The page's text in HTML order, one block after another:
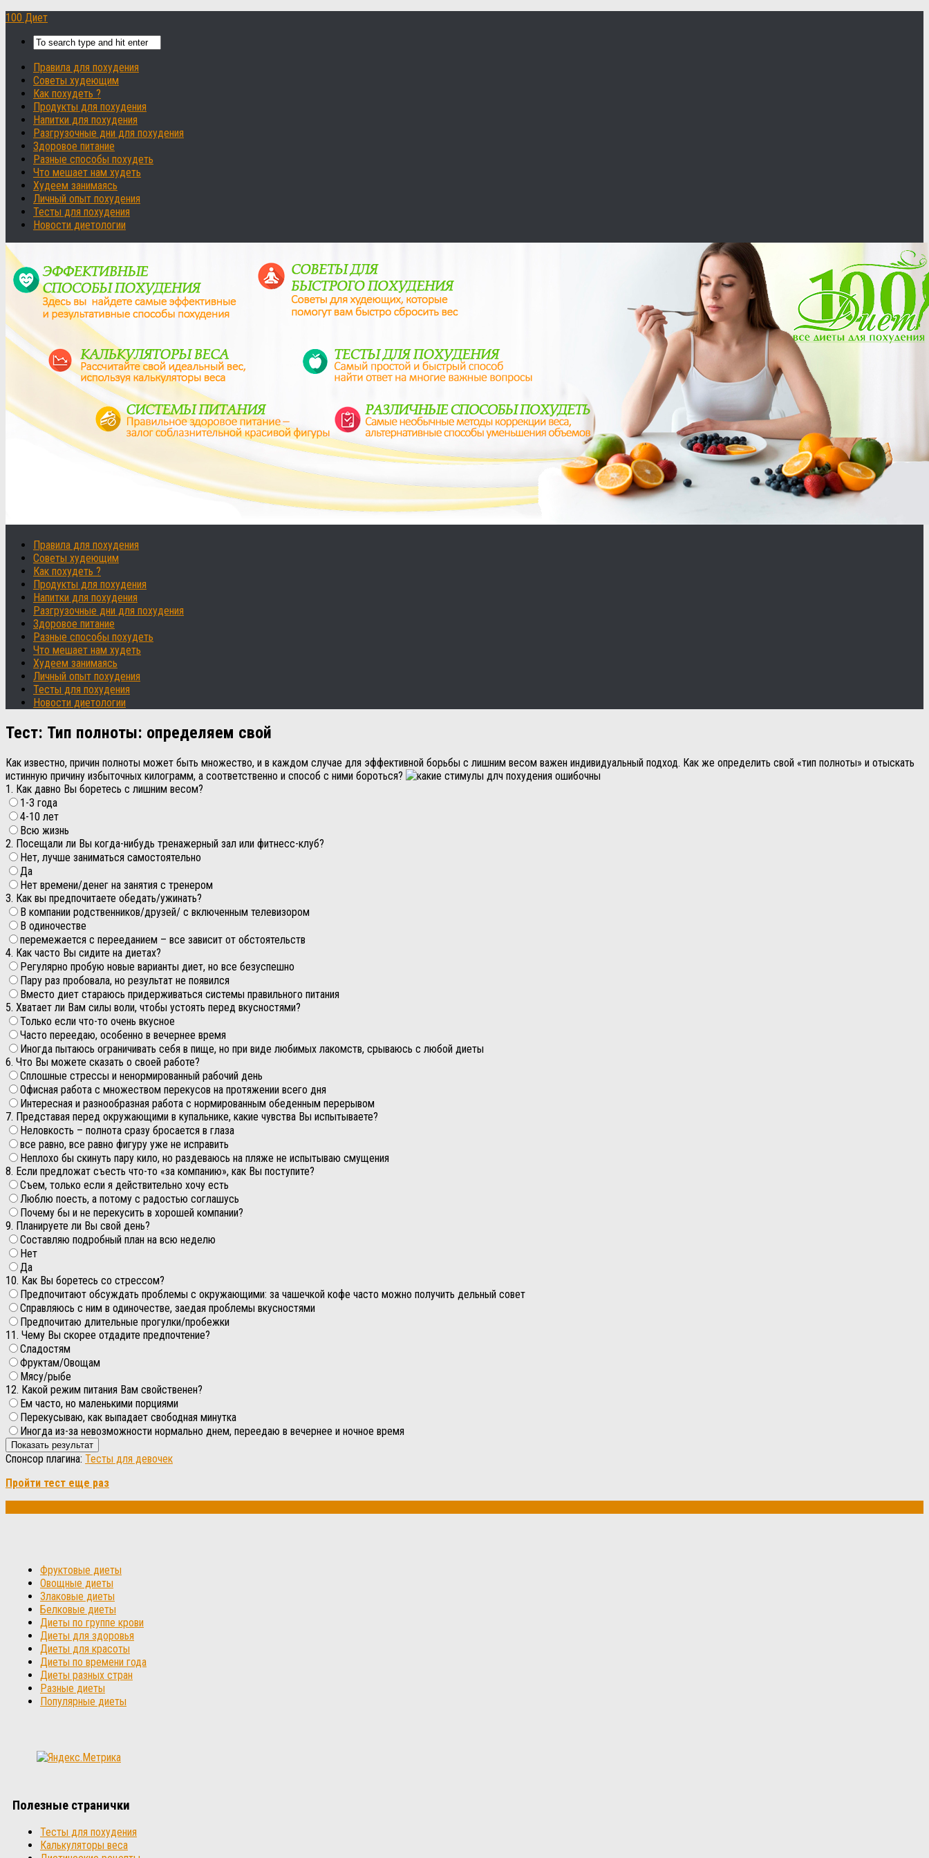
100 Диет
Правила для похудения
Советы худеющим
Как похудеть ?
Продукты для похудения
Напитки для похудения
Разгрузочные дни для похудения
Здоровое питание
Разные способы похудеть
Что мешает нам худеть
Худеем занимаясь
Личный опыт похудения
Тесты для похудения
Новости диетологии
Правила для похудения
Советы худеющим
Как похудеть ?
Продукты для похудения
Напитки для похудения
Разгрузочные дни для похудения
Здоровое питание
Разные способы похудеть
Что мешает нам худеть
Худеем занимаясь
Личный опыт похудения
Тесты для похудения
Новости диетологии
Тест: Тип полноты: определяем свой
Как известно, причин полноты может быть множество, и в каждом случае для эффективной борьбы с лишним весом важен индивидуальный подход. Как же определить свой «тип полноты» и отыскать
истинную причину избыточных килограмм, а соответственно и способ с ними бороться?
1. Как давно Вы боретесь с лишним весом?
1-3 года
4-10 лет
Всю жизнь
2. Посещали ли Вы когда-нибудь тренажерный зал или фитнесс-клуб?
Нет, лучше заниматься самостоятельно
Да
Нет времени/денег на занятия с тренером
3. Как вы предпочитаете обедать/ужинать?
В компании родственников/друзей/ с включенным телевизором
В одиночестве
перемежается с перееданием – все зависит от обстоятельств
4. Как часто Вы сидите на диетах?
Регулярно пробую новые варианты диет, но все безуспешно
Пару раз пробовала, но результат не появился
Вместо диет стараюсь придерживаться системы правильного питания
5. Хватает ли Вам силы воли, чтобы устоять перед вкусностями?
Только если что-то очень вкусное
Часто переедаю, особенно в вечернее время
Иногда пытаюсь ограничивать себя в пище, но при виде любимых лакомств, срываюсь с любой диеты
6. Что Вы можете сказать о своей работе?
Сплошные стрессы и ненормированный рабочий день
Офисная работа с множеством перекусов на протяжении всего дня
Интересная и разнообразная работа с нормированным обеденным перерывом
7. Представая перед окружающими в купальнике, какие чувства Вы испытываете?
Неловкость – полнота сразу бросается в глаза
все равно, все равно фигуру уже не исправить
Неплохо бы скинуть пару кило, но раздеваюсь на пляже не испытываю смущения
8. Если предложат съесть что-то «за компанию», как Вы поступите?
Съем, только если я действительно хочу есть
Люблю поесть, а потому с радостью соглашусь
Почему бы и не перекусить в хорошей компании?
9. Планируете ли Вы свой день?
Составляю подробный план на всю неделю
Нет
Да
10. Как Вы боретесь со стрессом?
Предпочитают обсуждать проблемы с окружающими: за чашечкой кофе часто можно получить дельный совет
Справляюсь с ним в одиночестве, заедая проблемы вкусностями
Предпочитаю длительные прогулки/пробежки
11. Чему Вы скорее отдадите предпочтение?
Сладостям
Фруктам/Овощам
Мясу/рыбе
12. Какой режим питания Вам свойственен?
Ем часто, но маленькими порциями
Перекусываю, как выпадает свободная минутка
Иногда из-за невозможности нормально днем, переедаю в вечернее и ночное время
Спонсор плагина: Тесты для девочек
Пройти тест еще раз
Фруктовые диеты
Овощные диеты
Злаковые диеты
Белковые диеты
Диеты по группе крови
Диеты для здоровья
Диеты для красоты
Диеты по времени года
Диеты разных стран
Разные диеты
Популярные диеты
Полезные странички
Тесты для похудения
Калькуляторы веса